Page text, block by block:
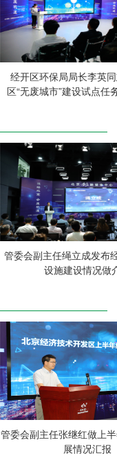
经开区环保局局长李英
区“无废城市”建设试点任
管委会副主任绳立成发布
设施建设情况做
管委会副主任张继红做上
展情况汇报